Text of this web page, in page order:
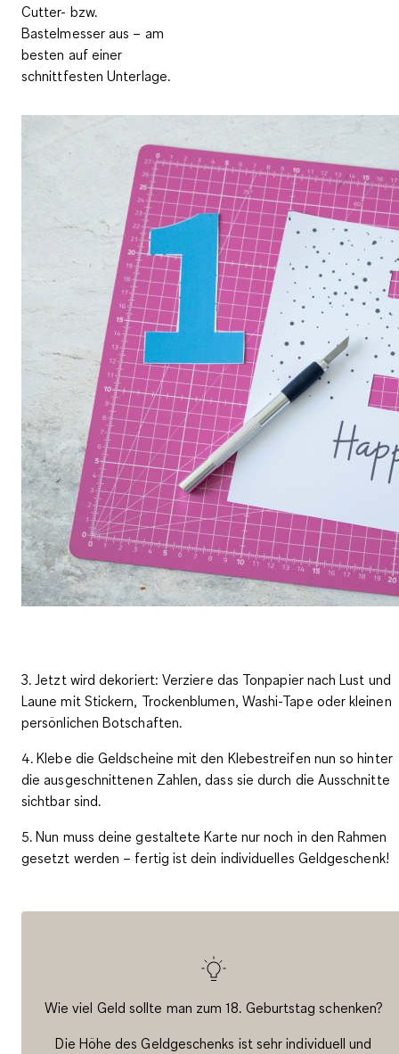
Cutter- bzw.
Bastelmesser aus – am
besten auf einer
schnittfesten Unterlage.
3. Jetzt wird dekoriert: Verziere das Tonpapier nach Lust und
Laune mit Stickern, Trockenblumen, Washi-Tape oder kleinen
persönlichen Botschaften.
4. Klebe die Geldscheine mit den Klebestreifen nun so hinter
die ausgeschnittenen Zahlen, dass sie durch die Ausschnitte
sichtbar sind.
5. Nun muss deine gestaltete Karte nur noch in den Rahmen
gesetzt werden – fertig ist dein individuelles Geldgeschenk!
Wie viel Geld sollte man zum 18. Geburtstag schenken?
Die Höhe des Geldgeschenks ist sehr individuell und